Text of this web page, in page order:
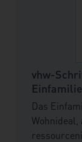
vhw-
Das